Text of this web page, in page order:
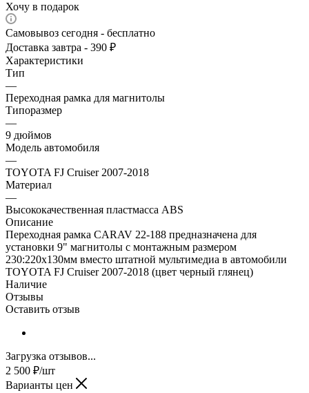
Хочу в подарок
Самовывоз сегодня - бесплатно
Доставка завтра - 390 ₽
Характеристики
Тип
—
Переходная рамка для магнитолы
Типоразмер
—
9 дюймов
Модель автомобиля
—
TOYOTA FJ Cruiser 2007-2018
Материал
—
Высококачественная пластмасса ABS
Описание
Переходная рамка CARAV 22-188 предназначена для
установки 9" магнитолы с монтажным размером
230:220х130мм вместо штатной мультимедиа в автомобили
TOYOTA FJ Cruiser 2007-2018 (цвет черный глянец)
Наличие
Отзывы
Оставить отзыв
Загрузка отзывов...
2 500 ₽/шт
Варианты цен